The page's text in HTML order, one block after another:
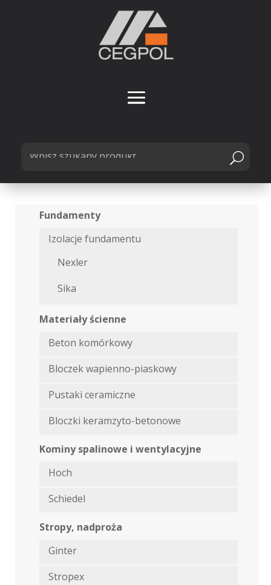
Fundamenty
Izolacje fundamentu
Nexler
Sika
Materiały ścienne
Beton komórkowy
Bloczek wapienno-piaskowy
Pustaki ceramiczne
Bloczki keramzyto-betonowe
Kominy spalinowe i wentylacyjne
Hoch
Schiedel
Stropy, nadproża
Ginter
Stropex